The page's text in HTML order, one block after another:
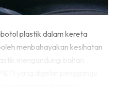
plastik dalam kereta
menbahayakan kesihatan